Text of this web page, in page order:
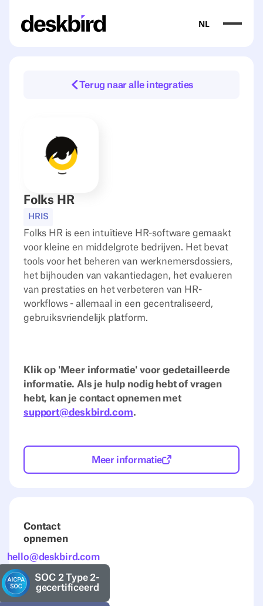
NL
Terug naar alle integraties
Folks HR
HRIS
Folks HR is een intuïtieve HR-software gemaakt
voor kleine en middelgrote bedrijven. Het bevat
tools voor het beheren van werknemersdossiers,
het bijhouden van vakantiedagen, het evalueren
van prestaties en het verbeteren van HR-
workflows - allemaal in een gecentraliseerd,
gebruiksvriendelijk platform.
Klik op 'Meer informatie' voor gedetailleerde
informatie. Als je hulp nodig hebt of vragen
hebt, kan je contact opnemen met
support@deskbird.com.
Meer informatie
Contact
opnemen
hello@deskbird.com
SOC 2 Type 2-
gecertificeerd